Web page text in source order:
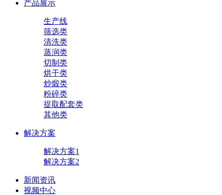
产品展示
生产线
筛选类
清洗类
蒸润类
切制类
烘干类
炒煅类
粉碎类
提取配套类
其他类
解决方案
解决方案1
解决方案2
新闻资讯
视频中心